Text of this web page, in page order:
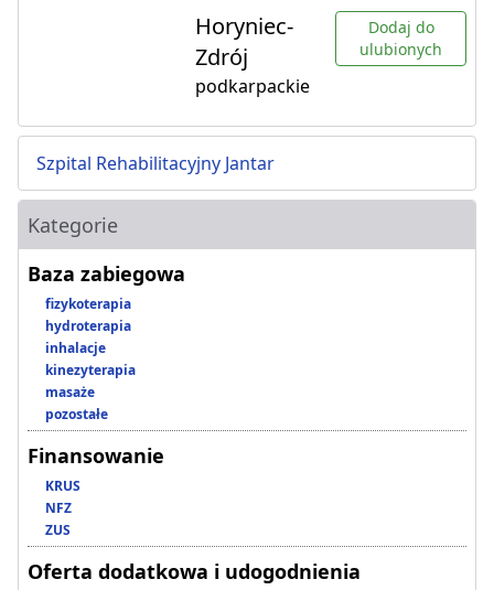
Horyniec-
Zdrój
podkarpackie
Dodaj do
ulubionych
Szpital Rehabilitacyjny Jantar
Kategorie
Baza zabiegowa
fizykoterapia
hydroterapia
inhalacje
kinezyterapia
masaże
pozostałe
Finansowanie
KRUS
NFZ
ZUS
Oferta dodatkowa i udogodnienia